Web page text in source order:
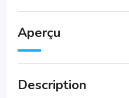
Aperçu
Description